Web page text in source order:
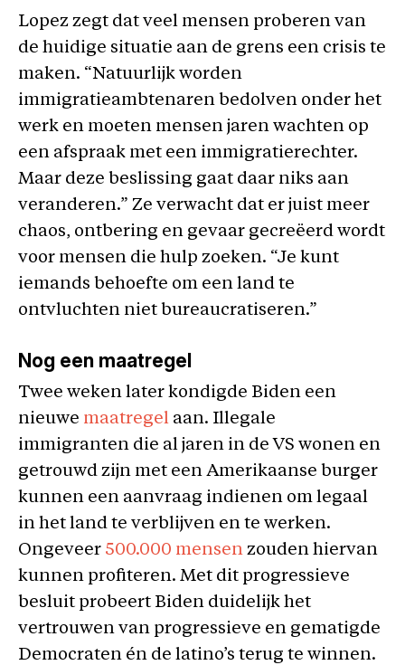
Lopez zegt dat veel mensen proberen van
de huidige situatie aan de grens een crisis te
maken. “Natuurlijk worden
immigratieambtenaren bedolven onder het
werk en moeten mensen jaren wachten op
een afspraak met een immigratierechter.
Maar deze beslissing gaat daar niks aan
veranderen.” Ze verwacht dat er juist meer
chaos, ontbering en gevaar gecreëerd wordt
voor mensen die hulp zoeken. “Je kunt
iemands behoefte om een land te
ontvluchten niet bureaucratiseren.”
Nog een maatregel
Twee weken later kondigde Biden een
nieuwe maatregel aan. Illegale
immigranten die al jaren in de VS wonen en
getrouwd zijn met een Amerikaanse burger
kunnen een aanvraag indienen om legaal
in het land te verblijven en te werken.
Ongeveer 500.000 mensen zouden hiervan
kunnen profiteren. Met dit progressieve
besluit probeert Biden duidelijk het
vertrouwen van progressieve en gematigde
Democraten én de latino’s terug te winnen.